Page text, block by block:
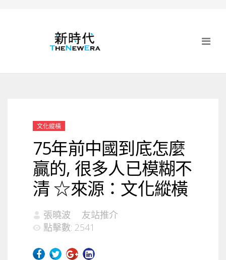
文化縱橫
75年前中國到底怎麼
贏的, 很多人已模糊不
清 ☆來源：文化縱橫
張曉波
友站推介
點擊數: 2541